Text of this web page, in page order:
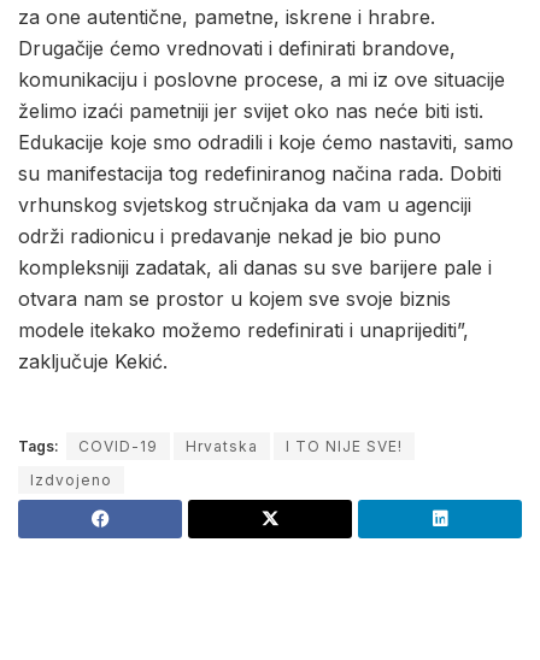
za one autentične, pametne, iskrene i hrabre.
Drugačije ćemo vrednovati i definirati brandove,
komunikaciju i poslovne procese, a mi iz ove situacije
želimo izaći pametniji jer svijet oko nas neće biti isti.
Edukacije koje smo odradili i koje ćemo nastaviti, samo
su manifestacija tog redefiniranog načina rada. Dobiti
vrhunskog svjetskog stručnjaka da vam u agenciji
održi radionicu i predavanje nekad je bio puno
kompleksniji zadatak, ali danas su sve barijere pale i
otvara nam se prostor u kojem sve svoje biznis
modele itekako možemo redefinirati i unaprijediti”,
zaključuje Kekić.
Tags: COVID-19 Hrvatska
I TO NIJE SVE!
Izdvojeno